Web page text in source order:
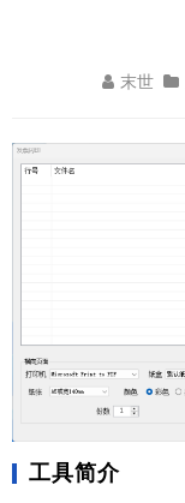
末世
工具简介